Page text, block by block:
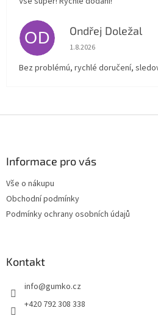
OD Ondřej Doležal
Hodnocení obchodu je 5
1.8.2026
Bez problémú, rychlé doručení,
Informace pro vás
Vše o nákupu
Obchodní podmínky
Podmínky ochrany osobních údajů
Kontakt
info@gumko.cz
+420 792 308 338